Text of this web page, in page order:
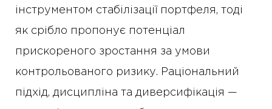
інструментом стабілізації портфеля, тоді
як срібло пропонує потенціал
прискореного зростання за умови
контрольованого ризику. Раціональний
підхід, дисципліна та диверсифікація —